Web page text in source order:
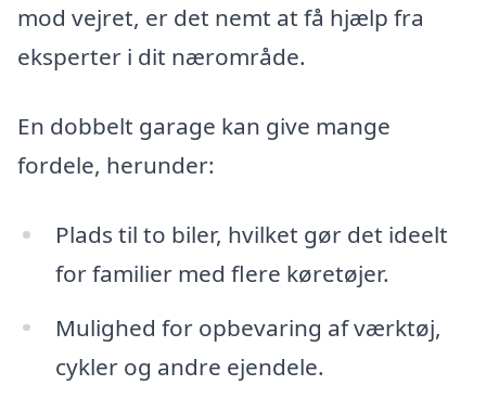
mod vejret, er det nemt at få hjælp fra
eksperter i dit nærområde.
En dobbelt garage kan give mange
fordele, herunder:
Plads til to biler, hvilket gør det ideelt
for familier med flere køretøjer.
Mulighed for opbevaring af værktøj,
cykler og andre ejendele.